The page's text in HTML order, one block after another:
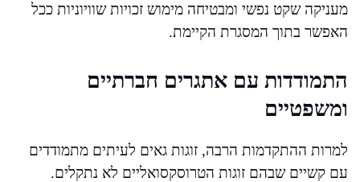
מעניקה שקט נפשי ומבטיחה מימוש זכויות שוויוניות ככל
האפשר בתוך המסגרת הקיימת.
התמודדות עם אתגרים חברתיים
ומשפטיים
למרות ההתקדמות הרבה, זוגות גאים לעיתים מתמודדים
עם קשיים שבהם זוגות הטרוסקסואליים לא נתקלים.